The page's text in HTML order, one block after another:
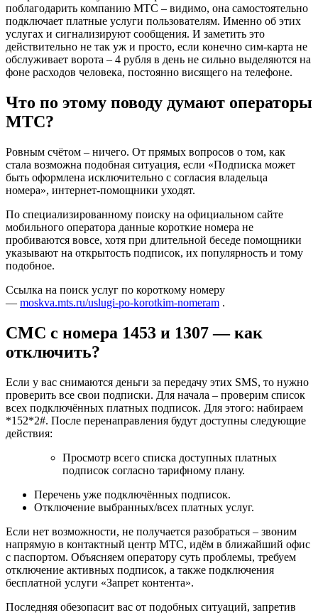
поблагодарить компанию МТС – видимо, она самостоятельно
подключает платные услуги пользователям. Именно об этих
услугах и сигнализируют сообщения. И заметить это
действительно не так уж и просто, если конечно сим-карта не
обслуживает ворота – 4 рубля в день не сильно выделяются на
фоне расходов человека, постоянно висящего на телефоне.
Что по этому поводу думают операторы
МТС?
Ровным счётом – ничего. От прямых вопросов о том, как
стала возможна подобная ситуация, если «Подписка может
быть оформлена исключительно с согласия владельца
номера», интернет-помощники уходят.
По специализированному поиску на официальном сайте
мобильного оператора данные короткие номера не
пробиваются вовсе, хотя при длительной беседе помощники
указывают на открытость подписок, их популярность и тому
подобное.
Ссылка на поиск услуг по короткому номеру
— moskva.mts.ru/uslugi-po-korotkim-nomeram .
СМС с номера 1453 и 1307 — как
отключить?
Если у вас снимаются деньги за передачу этих SMS, то нужно
проверить все свои подписки. Для начала – проверим список
всех подключённых платных подписок. Для этого: набираем
*152*2#. После перенаправления будут доступны следующие
действия:
Просмотр всего списка доступных платных
подписок согласно тарифному плану.
Перечень уже подключённых подписок.
Отключение выбранных/всех платных услуг.
Если нет возможности, не получается разобраться – звоним
напрямую в контактный центр МТС, идём в ближайший офис
с паспортом. Объясняем оператору суть проблемы, требуем
отключение активных подписок, а также подключения
бесплатной услуги «Запрет контента».
Последняя обезопасит вас от подобных ситуаций, запретив